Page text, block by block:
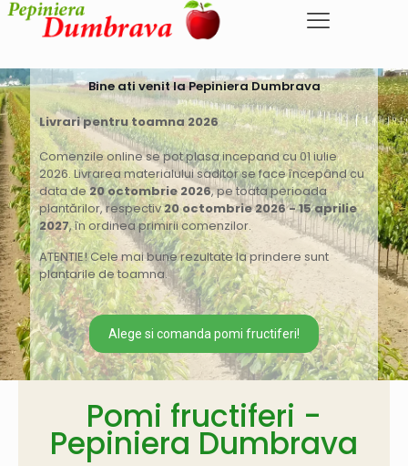
Bine ati venit la Pepiniera Dumbrava
Livrari pentru toamna 2026
Comenzile online se pot plasa incepand cu 01 iulie
2026. Livrarea materialului saditor se face începând cu
data de20 octombrie 2026, pe toata perioada
plantărilor, respectiv20 octombrie 2026 - 15 aprilie
2027, în ordinea primirii comenzilor.
ATENTIE! Cele mai bune rezultate la prindere sunt
plantarile de toamna.
Alege si comanda pomi fructiferi!
Pomi fructiferi -
Pepiniera Dumbrava